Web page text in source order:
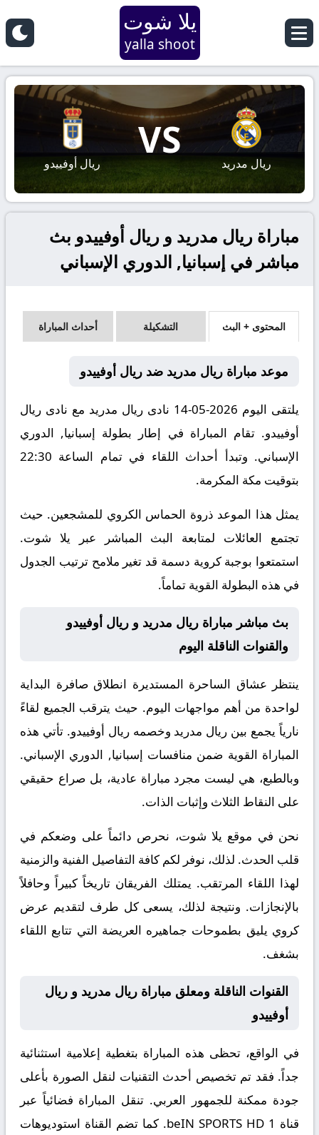
يلا شوت
yalla shoot
ريال مدريد
VS
ريال أوفييدو
مباراة ريال مدريد و ريال أوفييدو بث
مباشر في إسبانيا, الدوري الإسباني
المحتوى + البث التشكيلة أحداث المباراة
موعد مباراة ريال مدريد ضد ريال أوفييدو
يلتقى اليوم 2026-05-14 نادى ريال مدريد مع نادى ريال
أوفييدو. تقام المباراة في إطار بطولة إسبانيا, الدوري
الإسباني. وتبدأ أحداث اللقاء في تمام الساعة 22:30
بتوقيت مكة المكرمة.
يمثل هذا الموعد ذروة الحماس الكروي للمشجعين. حيث
تجتمع العائلات لمتابعة البث المباشر عبر يلا شوت.
استمتعوا بوجبة كروية دسمة قد تغير ملامح ترتيب الجدول
في هذه البطولة القوية تماماً.
بث مباشر مباراة ريال مدريد و ريال أوفييدو
والقنوات الناقلة اليوم
ينتظر عشاق الساحرة المستديرة انطلاق صافرة البداية
لواحدة من أهم مواجهات اليوم. حيث يترقب الجميع لقاءً
نارياً يجمع بين ريال مدريد وخصمهريال أوفييدو. تأتي هذه
المباراة القوية ضمن منافسات إسبانيا, الدوري الإسباني.
وبالطبع، هي ليست مجرد مباراة عادية، بل صراع حقيقي
على النقاط الثلاث وإثبات الذات.
نحن في موقع يلا شوت، نحرص دائماً على وضعكم في
قلب الحدث. لذلك، نوفر لكم كافة التفاصيل الفنية والزمنية
لهذا اللقاء المرتقب. يمتلك الفريقان تاريخاً كبيراً وحافلاً
بالإنجازات. ونتيجة لذلك، يسعى كل طرف لتقديم عرض
كروي يليق بطموحات جماهيره العريضة التي تتابع اللقاء
بشغف.
القنوات الناقلة ومعلق مباراة ريال مدريد و ريال
أوفييدو
في الواقع، تحظى هذه المباراة بتغطية إعلامية استثنائية
جداً. فقد تم تخصيص أحدث التقنيات لنقل الصورة بأعلى
جودة ممكنة للجمهور العربي. تنقل المباراة فضائياً عبر
قناة beIN SPORTS HD 1. كما تضم القناة استوديوهات